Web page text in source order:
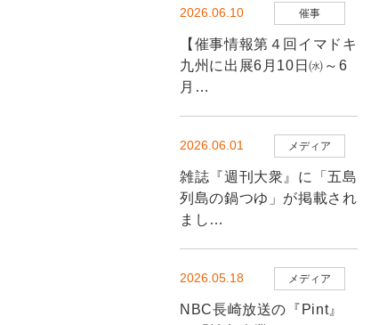
2026.06.10 催事
【催事情報第４回イマドキ
九州に出展6月10日㈬～6
月…
2026.06.01 メディア
雑誌『週刊大衆』に「五島
列島の鍋つゆ」が掲載され
まし…
2026.05.18 メディア
NBC長崎放送の『Pint』